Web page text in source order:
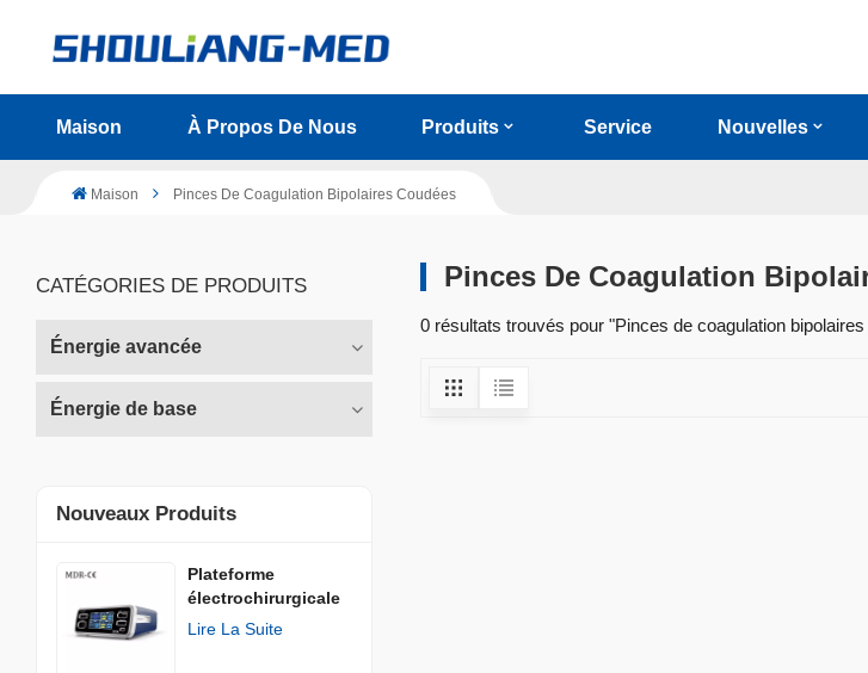
Maison À Propos De Nous Produits Service Nouvelles
Maison Pinces De Coagulation Bipolaires Coudées
CATÉGORIES DE PRODUITS
Énergie avancée
Énergie de base
Nouveaux Produits
Plateforme
électrochirurgicale
Lire La Suite
Pinces De Coagulation
0 résultats trouvés pour "Pinces de coagulation